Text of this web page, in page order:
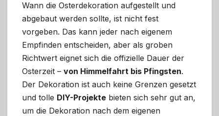
Wann die Osterdekoration aufgestellt und
abgebaut werden sollte, ist nicht fest
vorgeben. Das kann jeder nach eigenem
Empfinden entscheiden, aber als groben
Richtwert eignet sich die offizielle Dauer der
Osterzeit – von Himmelfahrt bis Pfingsten.
Der Dekoration ist auch keine Grenzen gesetzt
und tolle DIY-Projekte bieten sich sehr gut an,
um die Dekoration nach dem eigenen